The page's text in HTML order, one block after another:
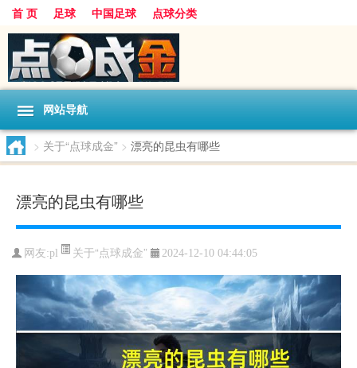
首 页 足球 中国足球 点球分类
网站导航
> 关于“点球成金” > 漂亮的昆虫有哪些
漂亮的昆虫有哪些
网友:pl 关于“点球成金” 2024-12-10 04:44:05